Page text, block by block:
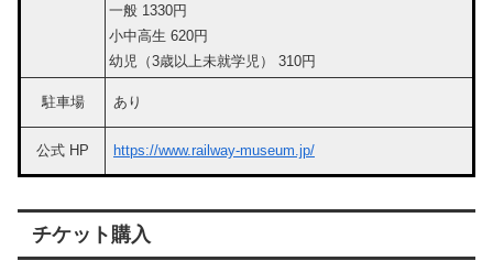
一般 1330円
小中高生 620円
幼児（3歳以上未就学児） 310円
駐車場 あり
公式 HP https://www.railway-museum.jp/
チケット購入